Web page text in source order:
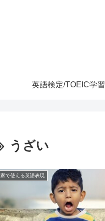
英語検定/TOEIC学習
うざい
家で使える英語表現